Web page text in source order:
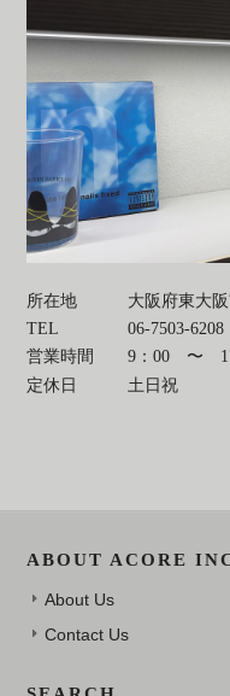
所在地
大阪府東大
TEL
06-7503-6208
営業時間
9：00 〜
定休日
土日祝
ABOUT ACORE
About Us
Contact Us